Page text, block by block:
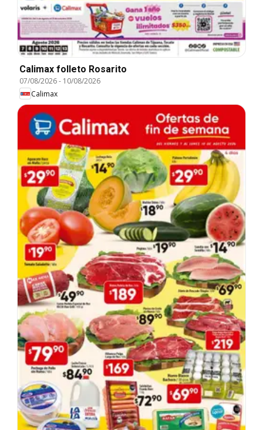
Calimax folleto Rosarito
07/08/2026- 10/08/2026
Calimax